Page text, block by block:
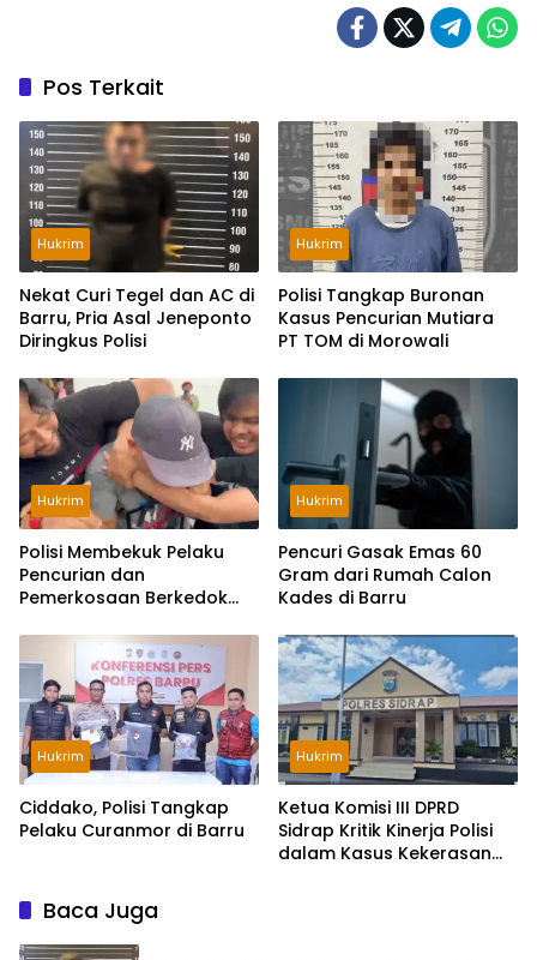
Pos Terkait
Hukrim
Nekat Curi Tegel dan AC di
Barru, Pria Asal Jeneponto
Diringkus Polisi
Hukrim
Polisi Tangkap Buronan
Kasus Pencurian Mutiara
PT TOM di Morowali
Hukrim
Polisi Membekuk Pelaku
Pencurian dan
Pemerkosaan Berkedok
Hukrim
Pencuri Gasak Emas 60
Gram dari Rumah Calon
Kades di Barru
Hukrim
Ciddako, Polisi Tangkap
Pelaku Curanmor di Barru
Hukrim
Ketua Komisi III DPRD
Sidrap Kritik Kinerja Polisi
dalam Kasus Kekerasan
Baca Juga